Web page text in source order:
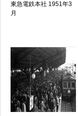
東急電鉄本社 1951年3
月